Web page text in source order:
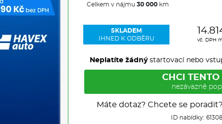
Celkem v nájmu 30 000 km
SKLADEM
IHNED K ODBĚRU
vč. DPH
Neplatíte žádnýstartovací nebo
CHCI TENTO
nezávazně
Máte dotaz? Chcete se poradit?
ID nabídky: